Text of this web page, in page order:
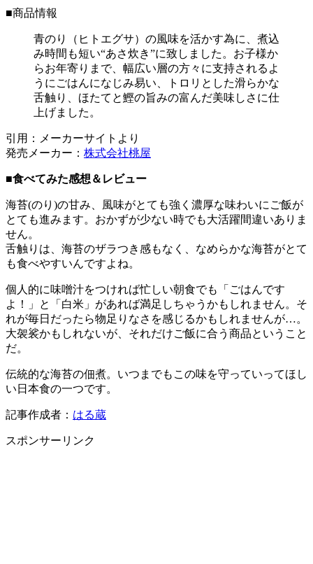
■商品情報
青のり（ヒトエグサ）の風味を活かす為に、煮込
み時間も短い“あさ炊き”に致しました。お子様か
らお年寄りまで、幅広い層の方々に支持されるよ
うにごはんになじみ易い、トロリとした滑らかな
舌触り、ほたてと鰹の旨みの富んだ美味しさに仕
上げました。
引用：メーカーサイトより
発売メーカー： 株式会社桃屋
■食べてみた感想＆レビュー
海苔(のり)の甘み、風味がとても強く濃厚な味わいにご飯が
とても進みます。おかずが少ない時でも大活躍間違いありま
せん。
舌触りは、海苔のザラつき感もなく、なめらかな海苔がとて
も食べやすいんですよね。
個人的に味噌汁をつければ忙しい朝食でも「ごはんです
よ！」と「白米」があれば満足しちゃうかもしれません。そ
れが毎日だったら物足りなさを感じるかもしれませんが…。
大袈裟かもしれないが、それだけご飯に合う商品ということ
だ。
伝統的な海苔の佃煮。いつまでもこの味を守っていってほし
い日本食の一つです。
記事作成者： はる蔵
スポンサーリンク